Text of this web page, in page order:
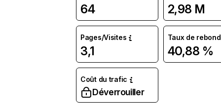
64 2,98 M
Pages/Visites
3,1
Taux de rebond
40,88 %
Coût du trafic
Déverrouiller